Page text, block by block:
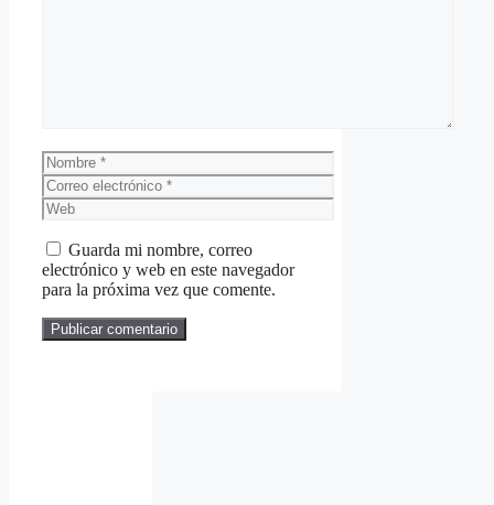
Nombre
Correo
electrónico
Web
Guarda mi nombre, correo
electrónico y web en este navegador
para la próxima vez que comente.